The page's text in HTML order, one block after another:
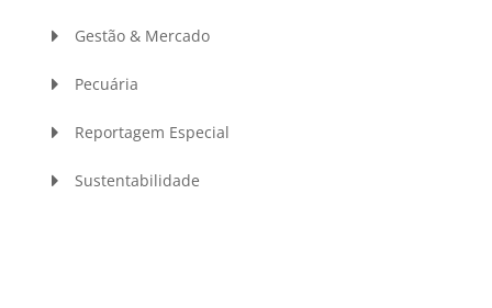
Gestão & Mercado
Pecuária
Reportagem Especial
Sustentabilidade